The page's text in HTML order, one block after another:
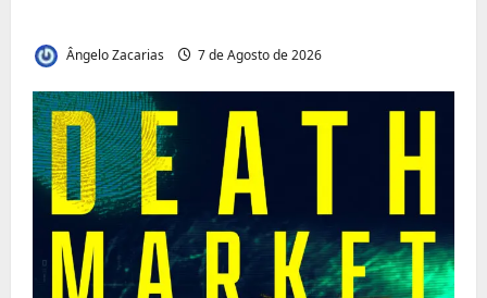
Ângelo Zacarias 7 de Agosto de 2026